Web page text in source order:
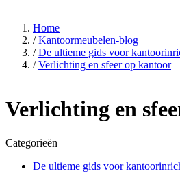
Home
/ Kantoormeubelen-blog
/ De ultieme gids voor
/ Verlichting en sfeer op kantoor
Verlichting en
Categorieën
De ultieme gids voor